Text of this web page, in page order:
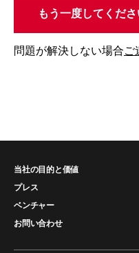
もう一度してくださ
問題が解決しない場合ご
当社の目的と価値
プレス
ベンチャー
お問い合わせ